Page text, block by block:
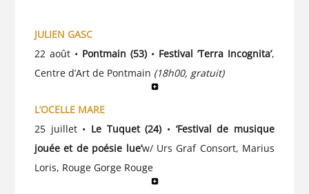
JULIEN GASC
22 août • Pontmain (53) • Festival ‘Terra Incognita’,
Centre d’Art de Pontmain (18h00, gratuit)
L’OCELLE MARE
25 juillet • Le Tuquet (24) • ‘Festival de musique
jouée et de poésie lue’w/ Urs Graf Consort, Marius
Loris, Rouge Gorge Rouge